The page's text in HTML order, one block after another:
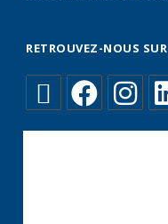
RETROUVEZ-NOUS SUR